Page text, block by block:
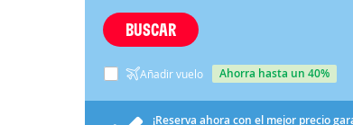
BUSCAR
Añadir vuelo ahorra hasta un 40%
¡Reserva ahora con el mejor precio